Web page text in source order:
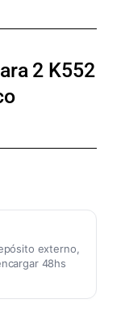
2 K552
externo,
48hs